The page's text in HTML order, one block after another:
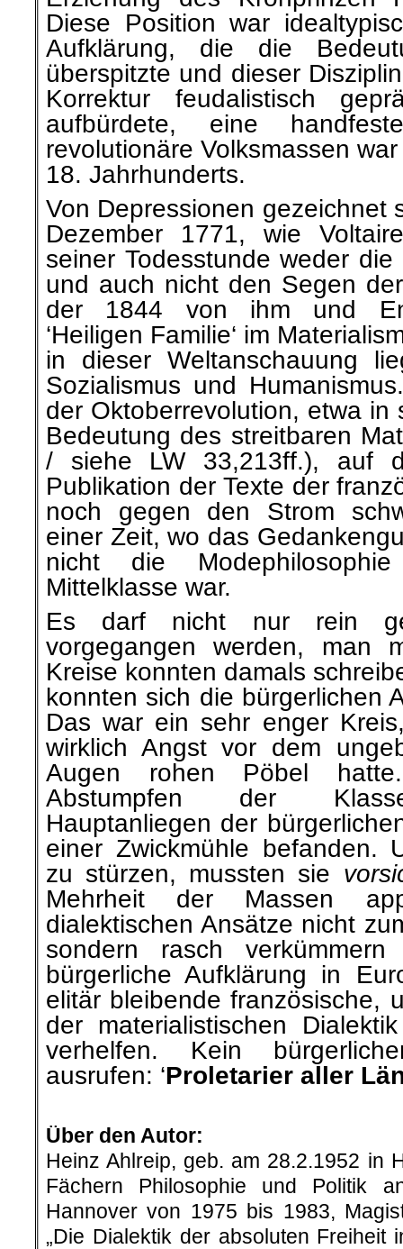
Diese Position war
Aufklärung, die die
überspitzte und dieser
Korrektur feudalistisch
aufbürdete, eine
revolutionäre Volksmassen
18. Jahrhunderts.
Von Depressionen gezeichnet
Dezember 1771, wie
seiner Todesstunde weder
und auch nicht den Segen
der 1844 von ihm und
‘Heiligen Familie‘ im
in dieser Weltanschauung
Sozialismus und
der Oktoberrevolution, etwa in
Bedeutung des streitbaren
/ siehe LW 33,213ff.), auf
Publikation der Texte der
noch gegen den Strom
einer Zeit, wo das
nicht die
Mittelklasse war.
Es darf nicht nur rein
vorgegangen werden, man
Kreise konnten damals
konnten sich die bürgerlichen
Das war ein sehr enger
wirklich Angst vor dem
Augen rohen Pöbel
Abstumpfen der
Hauptanliegen der
einer Zwickmühle befanden.
zu stürzen, mussten sie
Mehrheit der Massen
dialektischen Ansätze nicht
sondern rasch
bürgerliche Aufklärung in
elitär bleibende französische,
der materialistischen
verhelfen. Kein
ausrufen: ‘Proletarier aller
Über den Autor:
Heinz Ahlreip, geb. am 28.2.1952 in
Fächern Philosophie und Politik
Hannover von 1975 bis 1983,
„Die Dialektik der absoluten Freiheit